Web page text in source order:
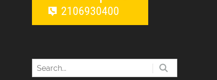
2106930400